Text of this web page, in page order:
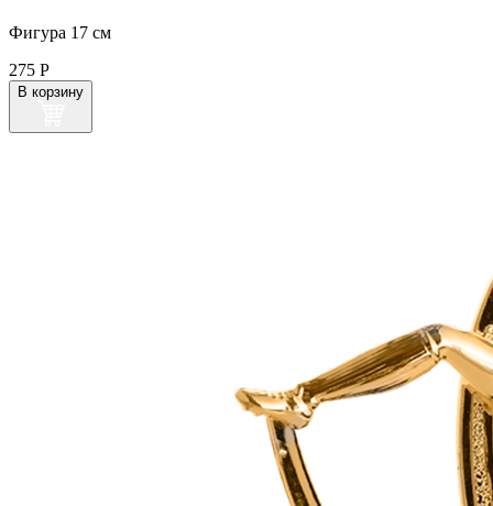
Фигура 17 см
275 Р
В корзину